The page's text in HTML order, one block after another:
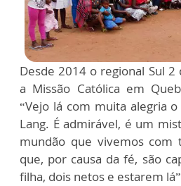
Desde 2014 o regional Sul 2
a Missão Católica em
“Vejo lá com muita alegria
Lang. É admirável, é um
mundão que vivemos com
que, por causa da fé, são
filha, dois netos e estarem